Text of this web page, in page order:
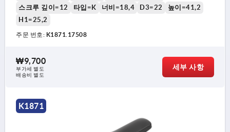
스크루 깊이=12
타입=K 너비=18,4 D3=22
높이=41,2
H1=25,2
주문 번호: K1871.17508
₩9,700
부가세 별도
배송비 별도
세부 사항
K1871